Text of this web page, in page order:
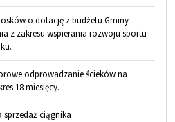
o dotację z budżetu Gminy
z zakresu wspierania rozwoju sportu
odprowadzanie ścieków na
18 miesięcy.
sprzedaż ciągnika